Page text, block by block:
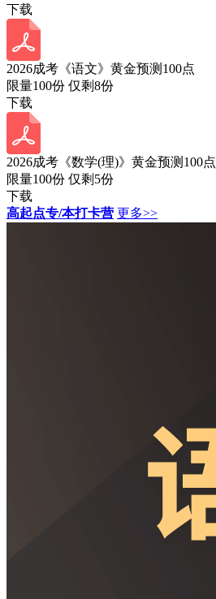
下载
2026成考《语文》黄金预测100点
限量100份 仅剩8份
下载
2026成考《数学(理)》黄金预测100点
限量100份 仅剩 5份
下载
高起点专/本打卡营 更多>>